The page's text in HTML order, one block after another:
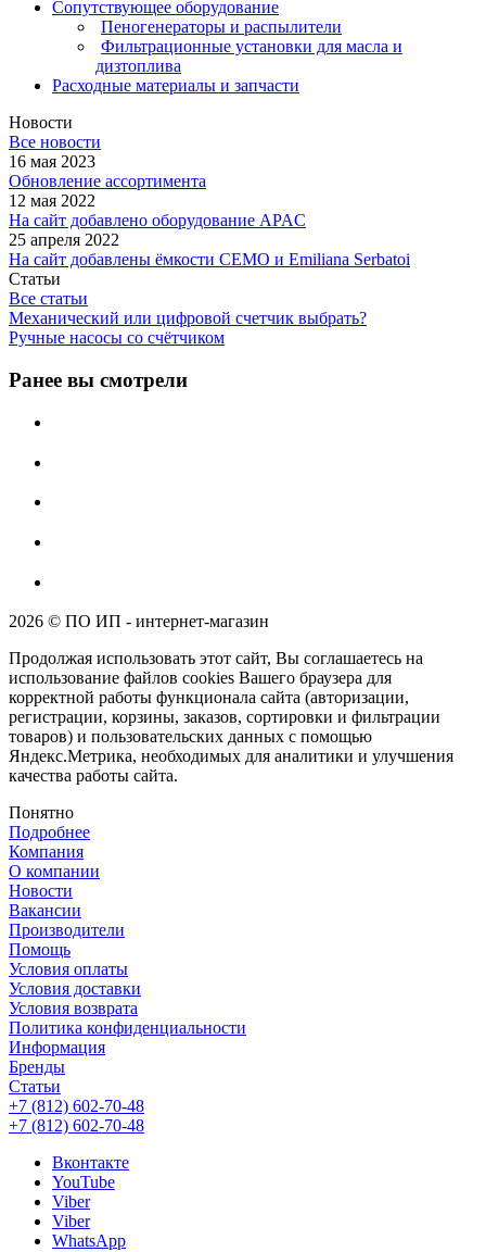
Сопутствующее оборудование
Пеногенераторы и распылители
Фильтрационные установки для масла и
дизтоплива
Расходные материалы и запчасти
Новости
Все новости
16 мая 2023
Обновление ассортимента
12 мая 2022
На сайт добавлено оборудование APAC
25 апреля 2022
На сайт добавлены ёмкости CEMO и Emiliana Serbatoi
Статьи
Все статьи
Механический или цифровой счетчик выбрать?
Ручные насосы со счётчиком
Ранее вы смотрели
2026 © ПО ИП - интернет-магазин
Продолжая использовать этот сайт, Вы соглашаетесь на
использование файлов cookies Вашего браузера для
корректной работы функционала сайта (авторизации,
регистрации, корзины, заказов, сортировки и фильтрации
товаров) и пользовательских данных с помощью
Яндекс.Метрика, необходимых для аналитики и улучшения
качества работы сайта.
Понятно
Подробнее
Компания
О компании
Новости
Вакансии
Производители
Помощь
Условия оплаты
Условия доставки
Условия возврата
Политика конфиденциальности
Информация
Бренды
Статьи
+7 (812) 602-70-48
+7 (812) 602-70-48
Вконтакте
YouTube
Viber
Viber
WhatsApp